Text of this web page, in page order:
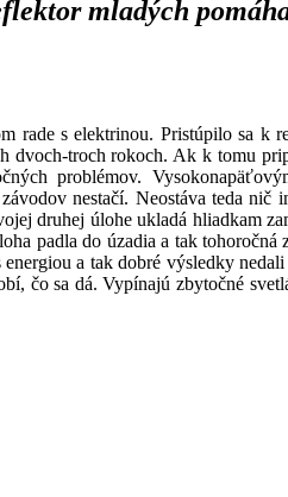
mladých
rade s elektrinou. Pristúpilo sa k
dvoch-troch rokoch. Ak k tomu
problémov.
nestačí. Neostáva teda
druhej úlohe ukladá hliadkam
padla do úzadia a tak
a tak dobré výsledky
čo sa dá. Vypínajú zbytočné